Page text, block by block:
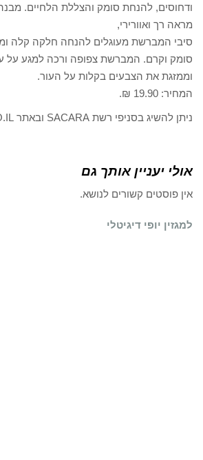
ודחוסים, להנחת סומק והצללת הלחיים.
מראה רך ואוורירי,
סיבי המברשת מעוגלים להנחה חלקה קלה
סומק וקרם. המברשת צפופה ורכה למגע על
וממזגת את הצבעים בקלות על העור.
המחיר: 19.90 ₪.
ניתן להשיג בסניפי רשת SACARA ובאתר SACARA.CO.IL
אולי יעניין אותך גם
אין פוסטים קשורים לנושא.
למגזין יופי דיגיטלי